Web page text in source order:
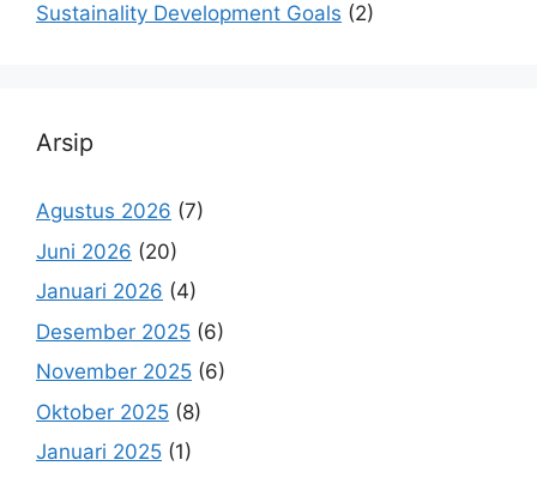
Sustainality Development Goals (2)
Arsip
Agustus 2026 (7)
Juni 2026 (20)
Januari 2026 (4)
Desember 2025 (6)
November 2025 (6)
Oktober 2025 (8)
Januari 2025 (1)